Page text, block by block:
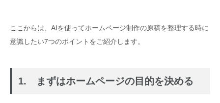
ここからは、AIを使ってホームページ制作の原稿を整理する時に
意識したい7つのポイントをご紹介します。
1. まずはホームページの目的を決める